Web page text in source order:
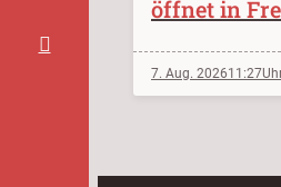
öffnet in
7. Aug. 202611:27